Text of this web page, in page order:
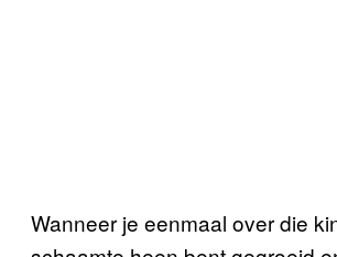
Wanneer je eenmaal over die